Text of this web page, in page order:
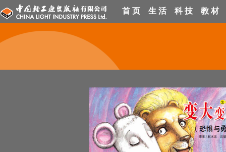
首 页 生 活 科 技 教 材